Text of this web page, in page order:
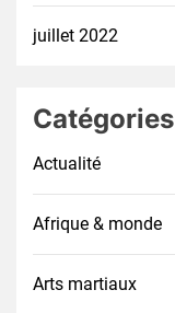
juillet 2022
Catégories
Actualité
Afrique & monde
Arts martiaux